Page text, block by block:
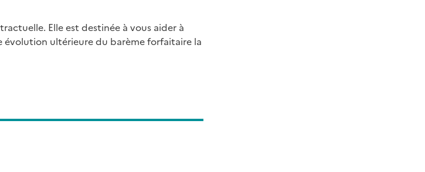
Elle est destinée à vous aider à
ultérieure du barème forfaitaire la